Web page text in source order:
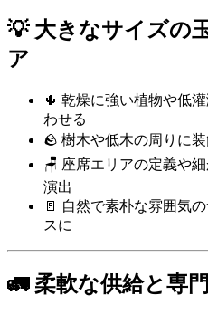
💡 大きなサイズの
ア
🌵 乾燥に強い植物や低
わせる
🪨 樹木や低木の周りに
🪑 座席エリアの定義や
演出
🚪 自然で素朴な雰囲気
スに
🚛 柔軟な供給と専